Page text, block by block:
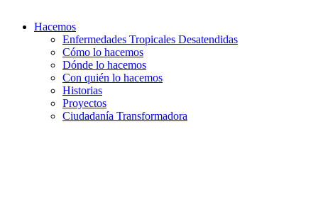
Hacemos
Enfermedades Tropicales Desatendidas
Cómo lo hacemos
Dónde lo hacemos
Con quién lo hacemos
Historias
Proyectos
Ciudadanía Transformadora